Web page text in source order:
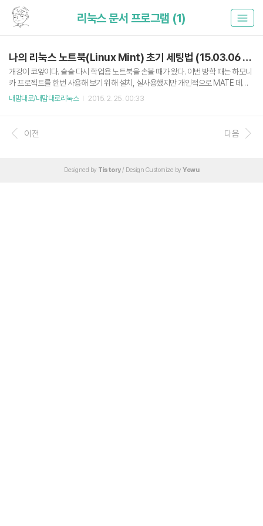
리눅스 문서 프로그램 (1)
나의 리눅스 노트북(Linux Mint) 초기 세팅법 (15.03.06 updated)
개강이 코앞이다. 슬슬 다시 학업용 노트북을 손볼 때가 왔다. 이번 방학 때는 하모니
카 프로젝트를 한번 사용해 보기 위해 설치, 실사용했지만 개인적으로 MATE 데스
크탑 환경은 Cinnamon 환경을 쓰던 나에게 부족함이 많았다. 그래서 다시 Linux
각보다 훌륭했다. 항상 그렇지만 리눅스를 설치한 뒤 가장 고통 받는 것이 설치 직후
초기세팅.. 그래도 군 제대 후 1,2년 정도 리눅스만 쓰다보니(게임할 때 빼고) 이것도
내맘대로/내맘대로리눅스 2015. 2. 25. 00:33
이전 다음
Designed by Tistory/ Design Customize by Yowu